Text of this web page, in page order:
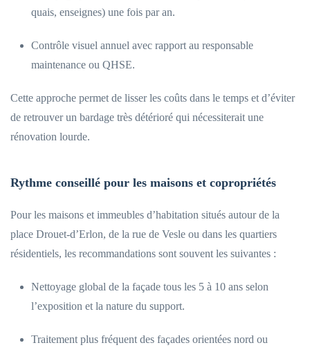
quais, enseignes) une fois par an.
Contrôle visuel annuel avec rapport au responsable
maintenance ou QHSE.
Cette approche permet de lisser les coûts dans le temps et d’éviter
de retrouver un bardage très détérioré qui nécessiterait une
rénovation lourde.
Rythme conseillé pour les maisons et copropriétés
Pour les maisons et immeubles d’habitation situés autour de la
place Drouet-d’Erlon, de la rue de Vesle ou dans les quartiers
résidentiels, les recommandations sont souvent les suivantes :
Nettoyage global de la façade tous les 5 à 10 ans selon
l’exposition et la nature du support.
Traitement plus fréquent des façades orientées nord ou